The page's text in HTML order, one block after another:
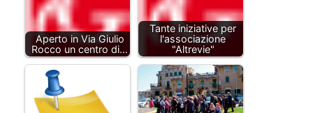
Aperto in Via Giulio
Rocco un centro di…
Tante iniziative per
l'associazione
"Altrevie"